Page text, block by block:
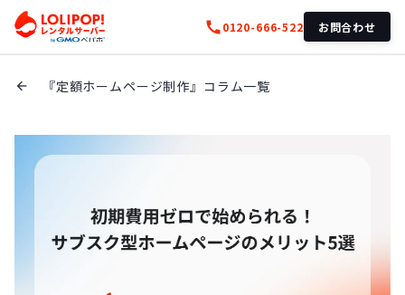
call0120-666-522 お問合わせ
arrow_back 『定額ホームページ制作』コラム一覧